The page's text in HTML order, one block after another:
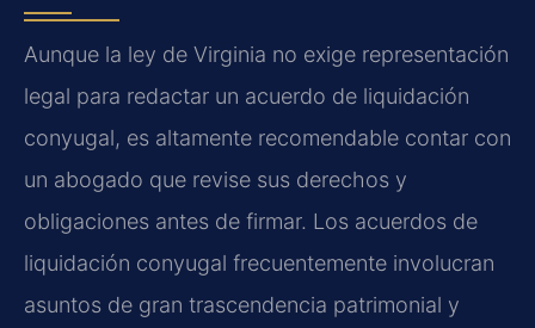
Aunque la ley de Virginia no exige representación
legal para redactar un acuerdo de liquidación
conyugal, es altamente recomendable contar con
un abogado que revise sus derechos y
obligaciones antes de firmar. Los acuerdos de
liquidación conyugal frecuentemente involucran
asuntos de gran trascendencia patrimonial y